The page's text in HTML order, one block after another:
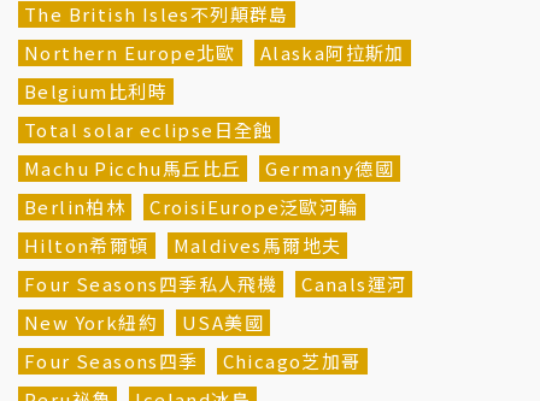
The British Isles不列顛群島
Northern Europe北歐
Alaska阿拉斯加
Belgium比利時
Total solar eclipse日全蝕
Machu Picchu馬丘比丘
Germany德國
Berlin柏林
CroisiEurope泛歐河輪
Hilton希爾頓
Maldives馬爾地夫
Four Seasons四季私人飛機
Canals運河
New York紐約
USA美國
Four Seasons四季
Chicago芝加哥